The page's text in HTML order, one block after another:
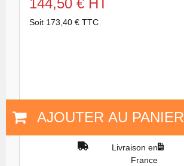
144,50 € HT
Soit 173,40 € TTC
AJOUTER AU PANIER
Livraison en
France